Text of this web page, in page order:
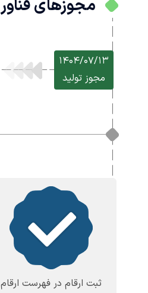
مجوزهای فناور
1404/07/13
مجوز تولید
ثبت ارقام در فهرست ارقام